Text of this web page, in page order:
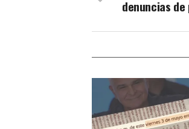
denuncias